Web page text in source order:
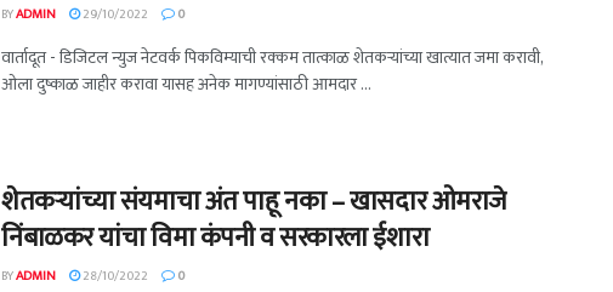
BYADMIN 29/10/2022 0
वार्तादूत - डिजिटल न्युज नेटवर्क पिकविम्याची रक्कम तात्काळ शेतकऱ्यांच्या खात्यात जमा करावी,
ओला दुष्काळ जाहीर करावा यासह अनेक मागण्यांसाठी आमदार ...
शेतकऱ्यांच्या संयमाचा अंत पाहू नका – खासदार ओमराजे
निंबाळकर यांचा विमा कंपनी व सरकारला ईशारा
BYADMIN 28/10/2022 0